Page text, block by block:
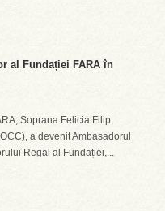
al Fundației FARA în
Soprana Felicia Filip,
a devenit Ambasadorul
Regal al Fundației,...